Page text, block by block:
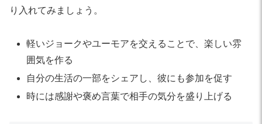
り入れてみましょう。
軽いジョークやユーモアを交えることで、楽しい雰
囲気を作る
自分の生活の一部をシェアし、彼にも参加を促す
時には感謝や褒め言葉で相手の気分を盛り上げる